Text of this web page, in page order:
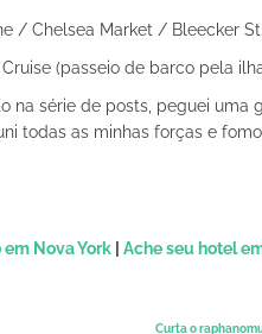
/ Chelsea Market / Bleecker
(passeio de barco pela
na série de posts, peguei
todas as minhas forças e
Nova York Ache seu hotel
Curta o